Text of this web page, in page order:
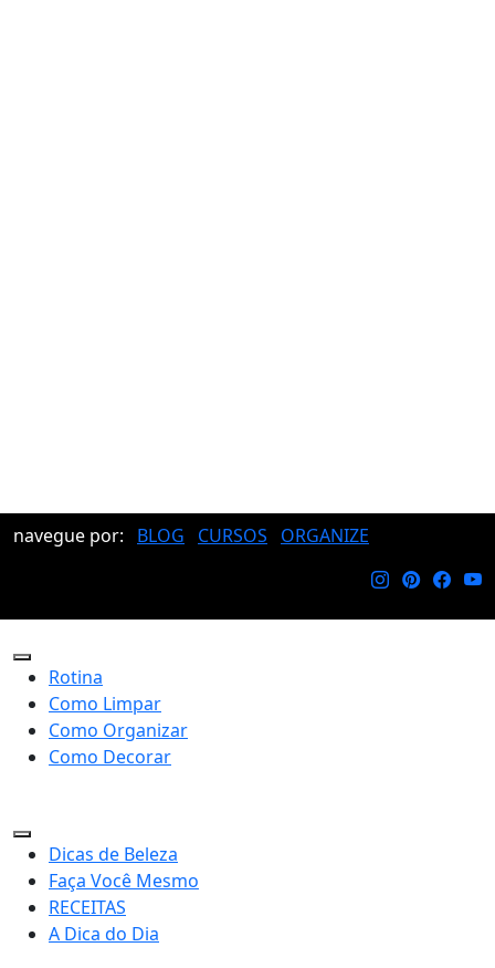
navegue por: BLOG CURSOS ORGANIZE
Rotina
Como Limpar
Como Organizar
Como Decorar
Dicas de Beleza
Faça Você Mesmo
RECEITAS
A Dica do Dia